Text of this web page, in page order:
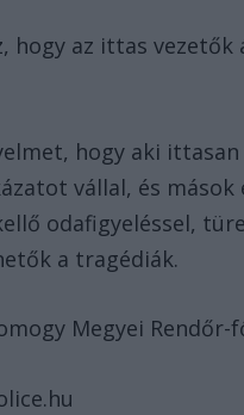
hogy az ittas
hogy aki
vállal, és mások
odafigyeléssel,
a tragédiák.
Megyei Rendőr-